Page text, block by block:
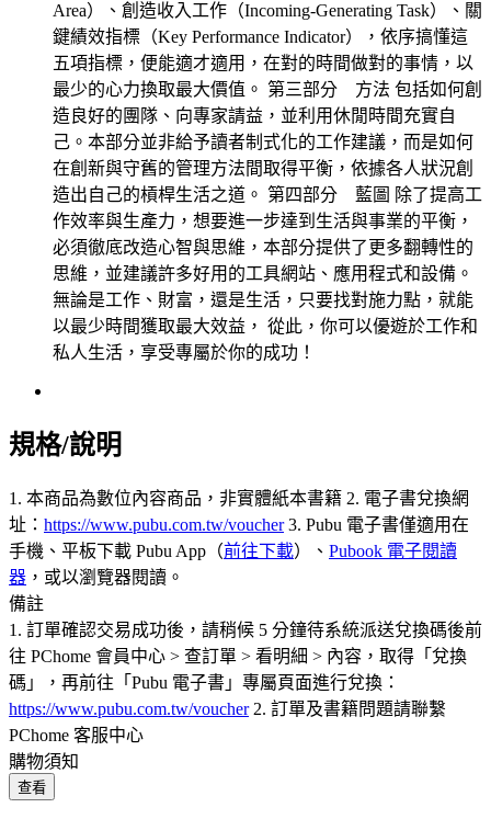
Area）、創造收入工作（Incoming-Generating Task）、關
鍵績效指標（Key Performance Indicator），依序搞懂這
五項指標，便能適才適用，在對的時間做對的事情，以
最少的心力換取最大價值。 第三部分 方法 包括如何創
造良好的團隊、向專家請益，並利用休閒時間充實自
己。本部分並非給予讀者制式化的工作建議，而是如何
在創新與守舊的管理方法間取得平衡，依據各人狀況創
造出自己的槓桿生活之道。 第四部分 藍圖 除了提高工
作效率與生產力，想要進一步達到生活與事業的平衡，
必須徹底改造心智與思維，本部分提供了更多翻轉性的
思維，並建議許多好用的工具網站、應用程式和設備。
無論是工作、財富，還是生活，只要找對施力點，就能
以最少時間獲取最大效益， 從此，你可以優遊於工作和
私人生活，享受專屬於你的成功！
規格/說明
1. 本商品為數位內容商品，非實體紙本書籍 2. 電子書兌換網
址： https://www.pubu.com.tw/voucher3. Pubu 電子書僅適用在
手機、平板下載 Pubu App（前往下載）、 Pubook 電子閱讀
器 ，或以瀏覽器閱讀。
備註
1. 訂單確認交易成功後，請稍候 5 分鐘待系統派送兌換碼後前
往 PChome 會員中心 > 查訂單 > 看明細 > 內容，取得「兌換
碼」，再前往「Pubu 電子書」專屬頁面進行兌換：
https://www.pubu.com.tw/voucher2. 訂單及書籍問題請聯繫
PChome 客服中心
購物須知
查看